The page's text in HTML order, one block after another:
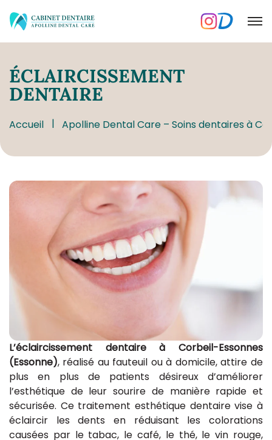
ÉCLAIRCISSEMENT
DENTAIRE
Accueil Apolline Dental Care – Soins dentaires à
L’éclaircissement dentaire à Corbeil-Essonnes
(Essonne), réalisé au fauteuil ou à domicile, attire de
plus en plus de patients désireux d’améliorer
l’esthétique de leur sourire de manière rapide et
sécurisée. Ce traitement esthétique dentaire vise à
éclaircir les dents en réduisant les colorations
causées par le tabac, le café, le thé, le vin rouge,